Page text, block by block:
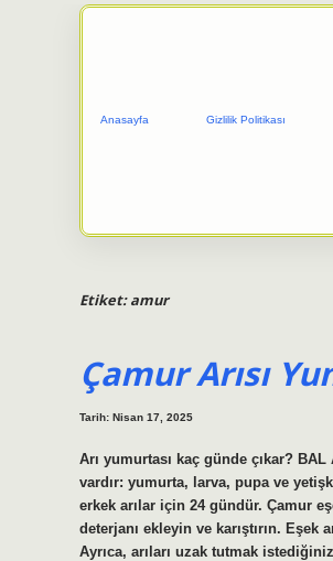
Anasayfa Gizlilik Politikası
Etiket:amur
Çamur Arısı
Tarih: Nisan 17, 2025
Arı yumurtası kaç günde çıkar?
vardır: yumurta, larva, pupa ve
erkek arılar için 24 gündür. Çamur
deterjanı ekleyin ve karıştırın. Eşek
Ayrıca, arıları uzak tutmak